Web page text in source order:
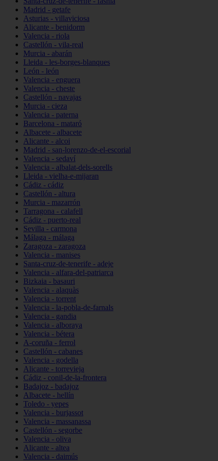
Madrid - getafe
Asturias - villaviciosa
Alicante - benidorm
Valencia - riola
Castellón - vila-real
Murcia - abarán
Lleida - les-borges-blanques
León - león
Valencia - enguera
Valencia - cheste
Castellón - navajas
Murcia - cieza
Valencia - paterna
Barcelona - mataró
Albacete - albacete
Alicante - alcoi
Madrid - san-lorenzo-de-el-escorial
Valencia - sedaví
Valencia - albalat-dels-sorells
Lleida - vielha-e-mijaran
Cádiz - cádiz
Castellón - altura
Murcia - mazarrón
Tarragona - calafell
Cádiz - puerto-real
Sevilla - carmona
Málaga - málaga
Zaragoza - zaragoza
Valencia - manises
Santa-cruz-de-tenerife - adeje
Valencia - alfara-del-patriarca
Bizkaia - basauri
Valencia - alaquàs
Valencia - torrent
Valencia - la-pobla-de-farnals
Valencia - gandia
Valencia - alboraya
Valencia - bétera
A-coruña - ferrol
Castellón - cabanes
Valencia - godella
Alicante - torrevieja
Cádiz - conil-de-la-frontera
Badajoz - badajoz
Albacete - hellín
Toledo - yepes
Valencia - burjassot
Valencia - massanassa
Castellón - segorbe
Valencia - oliva
Alicante - altea
Valencia - daimús